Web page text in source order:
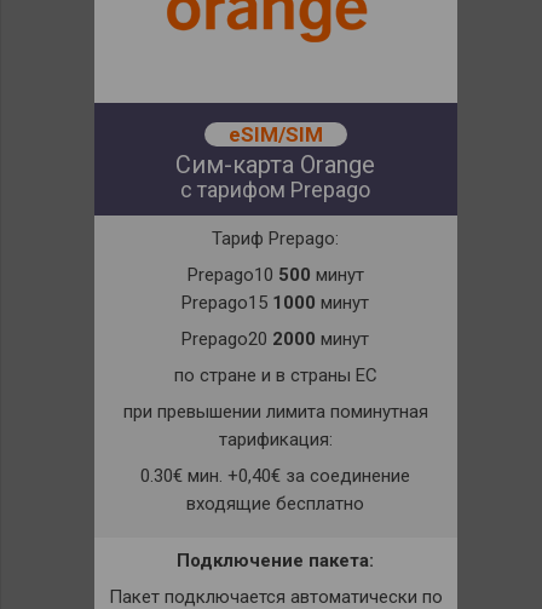
eSIM/SIM
Сим-карта Orange
с тарифом Prepago
Тариф Prepago:
Prepago10 500 минут
Prepago15 1000 минут
Prepago20 2000 минут
по стране и в страны ЕС
при превышении лимита поминутная
тарификация:
0.30€ мин. +0,40€ за соединение
входящие бесплатно
Подключение пакета:
Пакет подключается автоматически по